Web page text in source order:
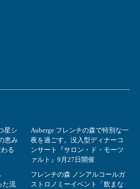
星シ
恵み
る
Auberge フレンチの森で特別な一
夜を過ごす。没入型ディナーコ
ンサート『サロン・ド・モーツ
ァルト』9月27日開催
た流
フレンチの森 ノンアルコールガ
ストロノミーイベント「飲まな